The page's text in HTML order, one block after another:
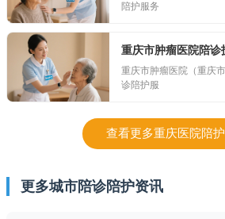
陪护服务
重庆市肿瘤医院陪诊
重庆市肿瘤医院（重庆
诊陪护服
查看更多重庆医院陪
更多城市陪诊陪护资讯